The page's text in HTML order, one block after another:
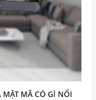
MÃ CÓ GÌ NỔI